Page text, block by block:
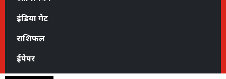
इंडिया गेट
राशिफल
ईपेपर